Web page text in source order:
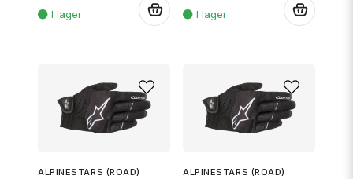
ALPINESTARS (ROAD) ALPINESTARS (ROAD)